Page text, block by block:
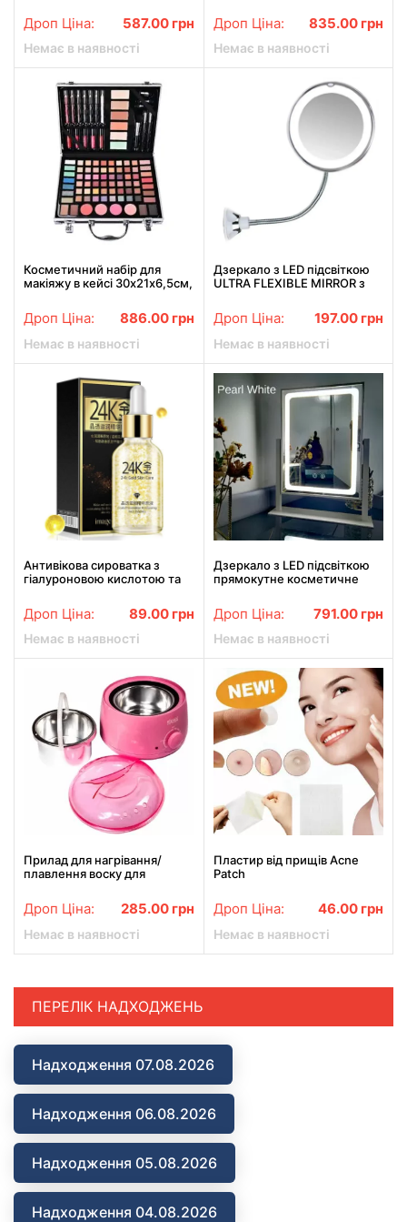
set MC1488 Срібний
Дроп Ціна: 587.00 грн
Немає в наявності
Дроп Ціна: 835.00 грн
Немає в наявності
Косметичний набір для
макіяжу в кейсі 30х21х6,5см,
косметикою
Дроп Ціна: 886.00 грн
Немає в наявності
Дзеркало з LED підсвіткою
ULTRA FLEXIBLE MIRROR з
дзеркало для макіяжу
Дроп Ціна: 197.00 грн
Немає в наявності
Антивікова сироватка з
гіалуроновою кислотою та
30мл
Дроп Ціна: 89.00 грн
Немає в наявності
Дзеркало з LED підсвіткою
прямокутне косметичне
Дроп Ціна: 791.00 грн
Немає в наявності
Прилад для нагрівання/
плавлення воску для
Beauty Skincare депіляція
Рожевий
Дроп Ціна: 285.00 грн
Немає в наявності
Пластир від прищів Acne
Patch
Дроп Ціна: 46.00 грн
Немає в наявності
ПЕРЕЛІК НАДХОДЖЕНЬ
Надходження 07.08.2026
Надходження 06.08.2026
Надходження 05.08.2026
Надходження 04.08.2026